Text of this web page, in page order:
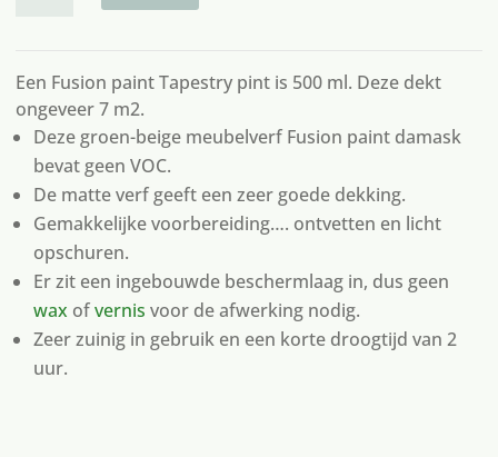
Een Fusion paint Tapestry pint is 500 ml. Deze dekt
ongeveer 7 m2.
Deze groen-beige meubelverf Fusion paint damask
bevat geen VOC.
De matte verf geeft een zeer goede dekking.
Gemakkelijke voorbereiding…. ontvetten en licht
opschuren.
Er zit een ingebouwde beschermlaag in, dus geen
wax ofvernis voor de afwerking nodig.
Zeer zuinig in gebruik en een korte droogtijd van 2
uur.